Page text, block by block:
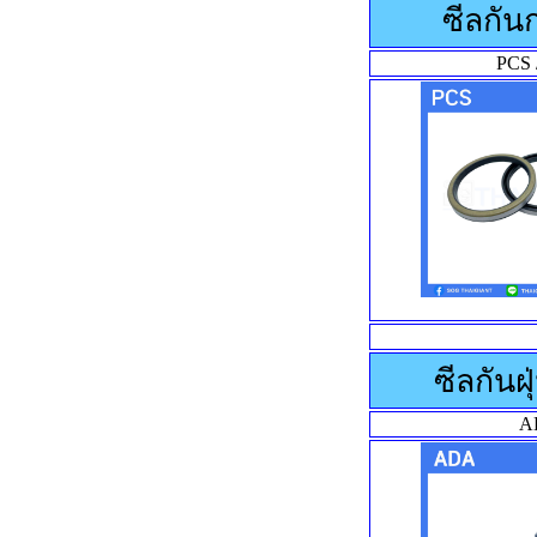
ซีลกัน
PCS
ซีลกัน